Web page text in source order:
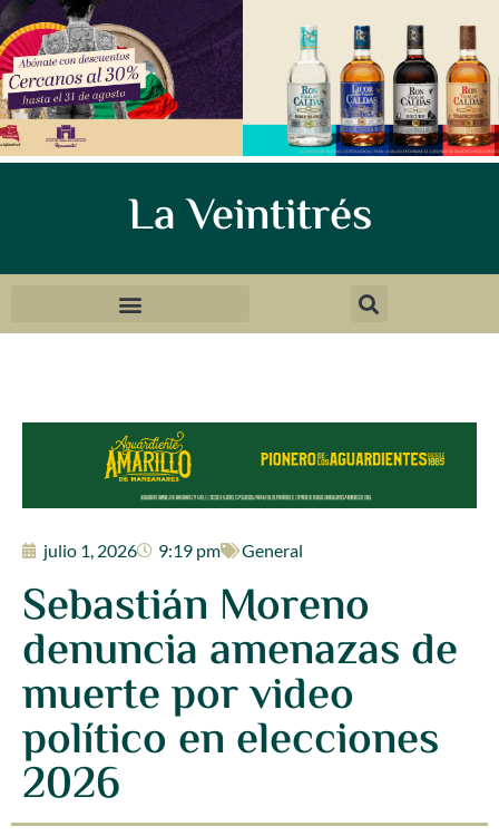
La Veintitrés
julio 1, 2026 9:19 pm General
Sebastián Moreno
denuncia amenazas de
muerte por video
político en elecciones
2026